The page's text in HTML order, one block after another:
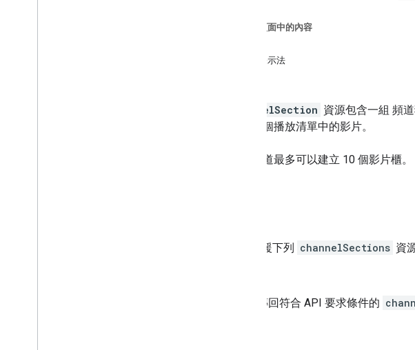
這個頁面中的內容
資源表示法
channelSection 資源包含一組 頻
一或多個播放清單中的影片。
一個頻道最多可以建立 10 個影片櫃。
API 支援下列 channelSections 資
傳回符合 API 要求條件的